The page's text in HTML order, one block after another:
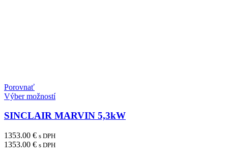
Porovnať
Výber možností
SINCLAIR MARVIN 5,3kW
1353.00 € s DPH
1353.00 € s DPH